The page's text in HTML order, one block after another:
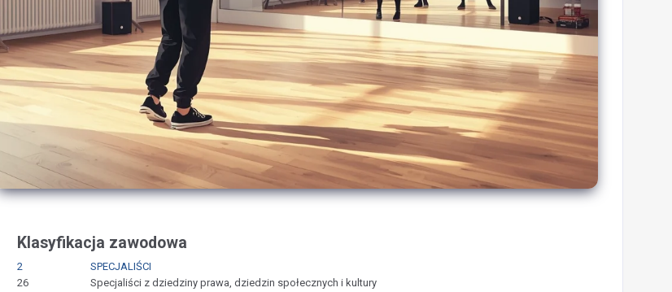
Klasyfikacja zawodowa
2
SPECJALIŚCI
26
Specjaliści z dziedziny prawa, dziedzin społecznych i kultury